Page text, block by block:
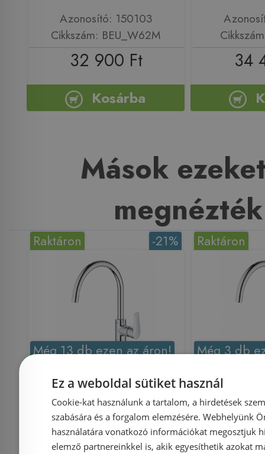
Azonosító: 150103
Cikkszám: BEU_W62M
32 900 Ft
Kosárba
34
Mások
megnézték
-21%
Raktáron
Még 13 db ezen az áron!
Grohe BauEdge
egykaros
mosogatócsaptelep
31367001
Raktáron
Még 3 db
Grohe
Ez a weboldal sütiket használ
Cookie-kat használunk a tartalom, a hirdetések
szabására és a forgalom elemzésére. Webhelyünk
használatára vonatkozó információkat megosztjuk
elemző partnereinkkel is, akik egyesíthetik azokat